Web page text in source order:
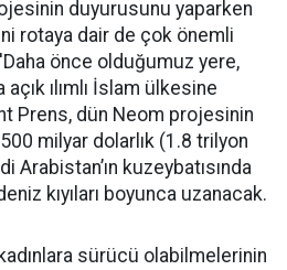
duyurusunu yaparken
rotaya dair de çok önemli
önce olduğumuz yere,
ılımlı İslam ülkesine
Prens, dün Neom projesinin
500 milyar dolarlık (1.8 trilyon
Arabistan’ın kuzeybatısında
kıyıları boyunca uzanacak.
sürücü olabilmelerinin